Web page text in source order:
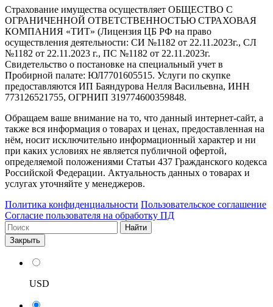
Страхование имущества осуществляет ОБЩЕСТВО С
ОГРАНИЧЕННОЙ ОТВЕТСТВЕННОСТЬЮ СТРАХОВАЯ
КОМПАНИЯ «ТИТ» (Лицензия ЦБ РФ на право
осуществления деятельности: СИ №1182 от 22.11.2023г., СЛ
№1182 от 22.11.2023 г., ПС №1182 от 22.11.2023г.
Свидетельство о постановке на специальный учет в
Пробирной палате: ЮЛ7701605515. Услуги по скупке
предоставляются ИП Баяндурова Нелля Васильевна, ИНН
773126521755, ОГРНИП 319774600359848.
Обращаем ваше внимание на то, что данный интернет-сайт, а
также вся информация о товарах и ценах, предоставленная на
нём, носит исключительно информационный характер и ни
при каких условиях не является публичной офертой,
определяемой положениями Статьи 437 Гражданского кодекса
Российской Федерации. Актуальность данных о товарах и
услугах уточняйте у менеджеров.
Политика конфиденциальности Пользовательское соглашение
Согласие пользователя на обработку ПД
Найти
Закрыть
USD